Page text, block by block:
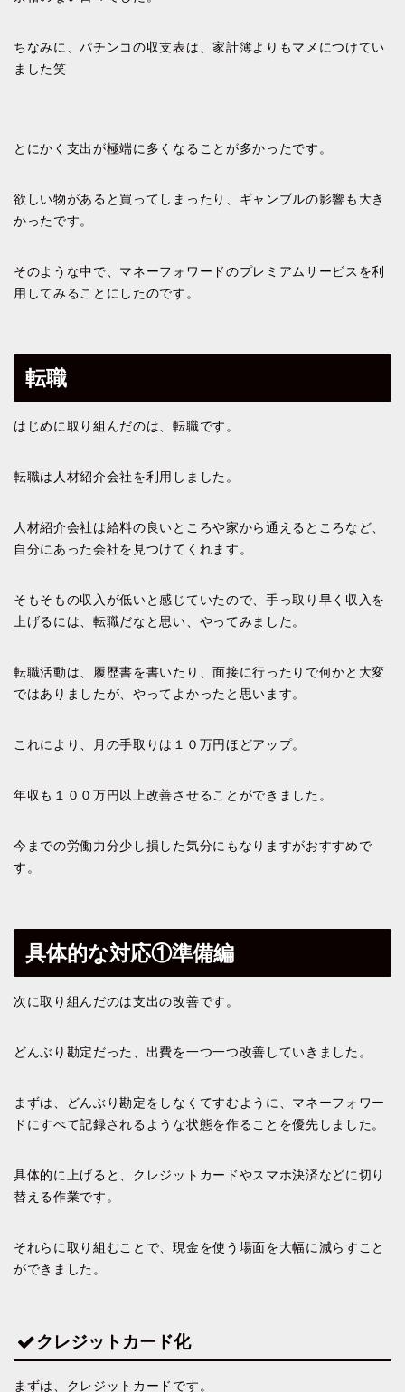
ちなみに、パチンコの収支表は、家計簿よりもマメにつけてい
ました笑
とにかく支出が極端に多くなることが多かったです。
欲しい物があると買ってしまったり、ギャンブルの影響も大き
かったです。
そのような中で、マネーフォワードのプレミアムサービスを利
用してみることにしたのです。
転職
はじめに取り組んだのは、転職です。
転職は人材紹介会社を利用しました。
人材紹介会社は給料の良いところや家から通えるところなど、
自分にあった会社を見つけてくれます。
そもそもの収入が低いと感じていたので、手っ取り早く収入を
上げるには、転職だなと思い、やってみました。
転職活動は、履歴書を書いたり、面接に行ったりで何かと大変
ではありましたが、やってよかったと思います。
これにより、月の手取りは１０万円ほどアップ。
年収も１００万円以上改善させることができました。
今までの労働力分少し損した気分にもなりますがおすすめで
す。
具体的な対応①準備編
次に取り組んだのは支出の改善です。
どんぶり勘定だった、出費を一つ一つ改善していきました。
まずは、どんぶり勘定をしなくてすむように、マネーフォワー
ドにすべて記録されるような状態を作ることを優先しました。
具体的に上げると、クレジットカードやスマホ決済などに切り
替える作業です。
それらに取り組むことで、現金を使う場面を大幅に減らすこと
ができました。
クレジットカード化
まずは、クレジットカードです。